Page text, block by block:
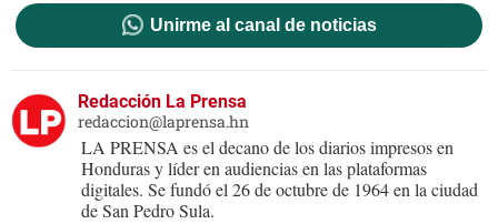
Unirme al canal de noticias
Redacción La Prensa
redaccion@laprensa.hn
LA PRENSA es el decano de los diarios impresos en
Honduras y líder en audiencias en las plataformas
digitales. Se fundó el 26 de octubre de 1964 en la ciudad
de San Pedro Sula.